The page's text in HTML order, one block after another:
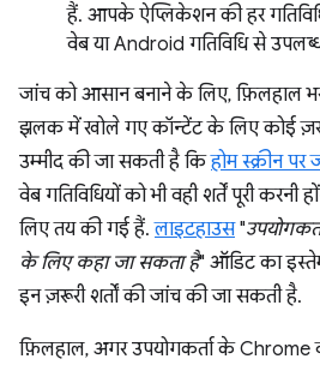
हैं. आपके ऐप्लिकेशन की हर
वेब या Android गतिविधि से
जांच को आसान बनाने के लिए, फ़िलहाल
झलक में खोले गए कॉन्टेंट के लिए कोई
उम्मीद की जा सकती है किहोम स्क्रीन पर
वेब गतिविधियों को भी वही शर्तें पूरी करनी
लिए तय की गई हैं.लाइटहाउस"
के लिए कहा जा सकता है" ऑडिट का
इन ज़रूरी शर्तों की जांच की जा सकती है.
फ़िलहाल, अगर उपयोगकर्ता के Chrome